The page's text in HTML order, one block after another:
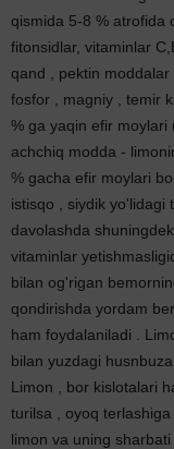
qismida 5-8 % atrofida
fitonsidlar, vitaminlar
qand , pektin moddalar
fosfor , magniy , temir
% ga yaqin efir
achchiq modda -
% gacha efir moylari
istisqo , siydik yo'lidagi
davolashda
vitaminlar
bilan og'rigan
qondirishda yordam
ham foydalaniladi .
bilan yuzdagi
Limon , bor kislotalari
turilsa , oyoq
limon va uning